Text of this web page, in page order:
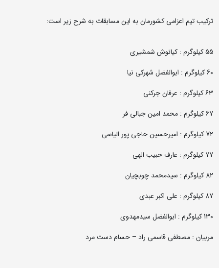
ترکیب تیم اعزامی کشورمان به این مسابقات به شرح زیر است:
55 کیلوگرم : کیانوش شمشیری
60 کیلوگرم : ابوالفضل شهرکی نیا
63 کیلوگرم : عرفان جرکنی
67 کیلوگرم : محمد امین جبالی فر
72 کیلوگرم : امیرحسین حاجی پور الیاسی
77 کیلوگرم : عارف حبیب الهی
82 کیلوگرم : سیدمحمد چوبچیان
87 کیلوگرم : علی اکبر عبدی
130 کیلوگرم : ابوالفضل سیدمهدوی
مربیان : مصطفی قاسمی راد – حسام دست مرد